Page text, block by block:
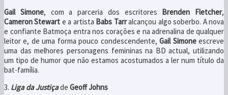
Gail Simone, com a parceria dos escritores Brenden Fletcher,
Cameron Stewart e a artista Babs Tarralcançou algo soberbo. A nova
e confiante Batmoça entra nos corações e na adrenalina de qualquer
leitor e, de uma forma pouco condescendente,Gail Simoneescreve
uma das melhores personagens femininas na BD actual, utilizando
um tipo de humor que não estamos acostumados a ler num título da
bat-família.
3. Liga da Justiçade Geoff Johns